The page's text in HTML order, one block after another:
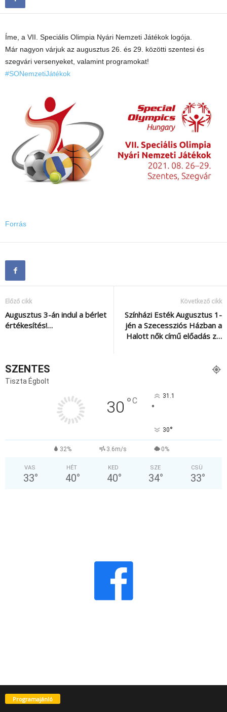
Íme, a VII. Speciális Olimpia Nyári Nemzeti Játékok logója.
Már nagyon várjuk az augusztus 26. és 29. közötti szentesi és
szegvári versenyeket, valamint programokat!
#SONemzetiJátékok
Forrás
Előző cikk
Augusztus 3-án indul a bérlet
értékesítés!…
Következő cikk
Színházi Esték Augusztus 1-
jén a Szecessziós Házban a
Halott nők című előadás z…
SZENTES
Tiszta Égbolt
30 °C 31.1
°
30°
32% 3.6m/s 0%
VAS
33°
HÉT
40°
KED
40°
SZE
34°
CSÜ
33°
Programajánló